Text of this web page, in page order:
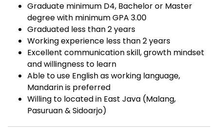
Graduate minimum D4, Bachelor or Master
degree with minimum GPA 3.00
Graduated less than 2 years
Working experience less than 2 years
Excellent communication skill, growth mindset
and willingness to learn
Able to use English as working language,
Mandarin is preferred
Willing to located in East Java (Malang,
Pasuruan & Sidoarjo)